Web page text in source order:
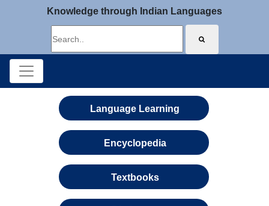
Knowledge through Indian Languages
Language Learning
Encyclopedia
Textbooks